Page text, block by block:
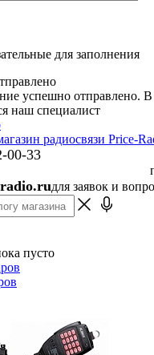
для заполнения
успешно отправлено.
наш специалист
00-33
для заявок и
пусто